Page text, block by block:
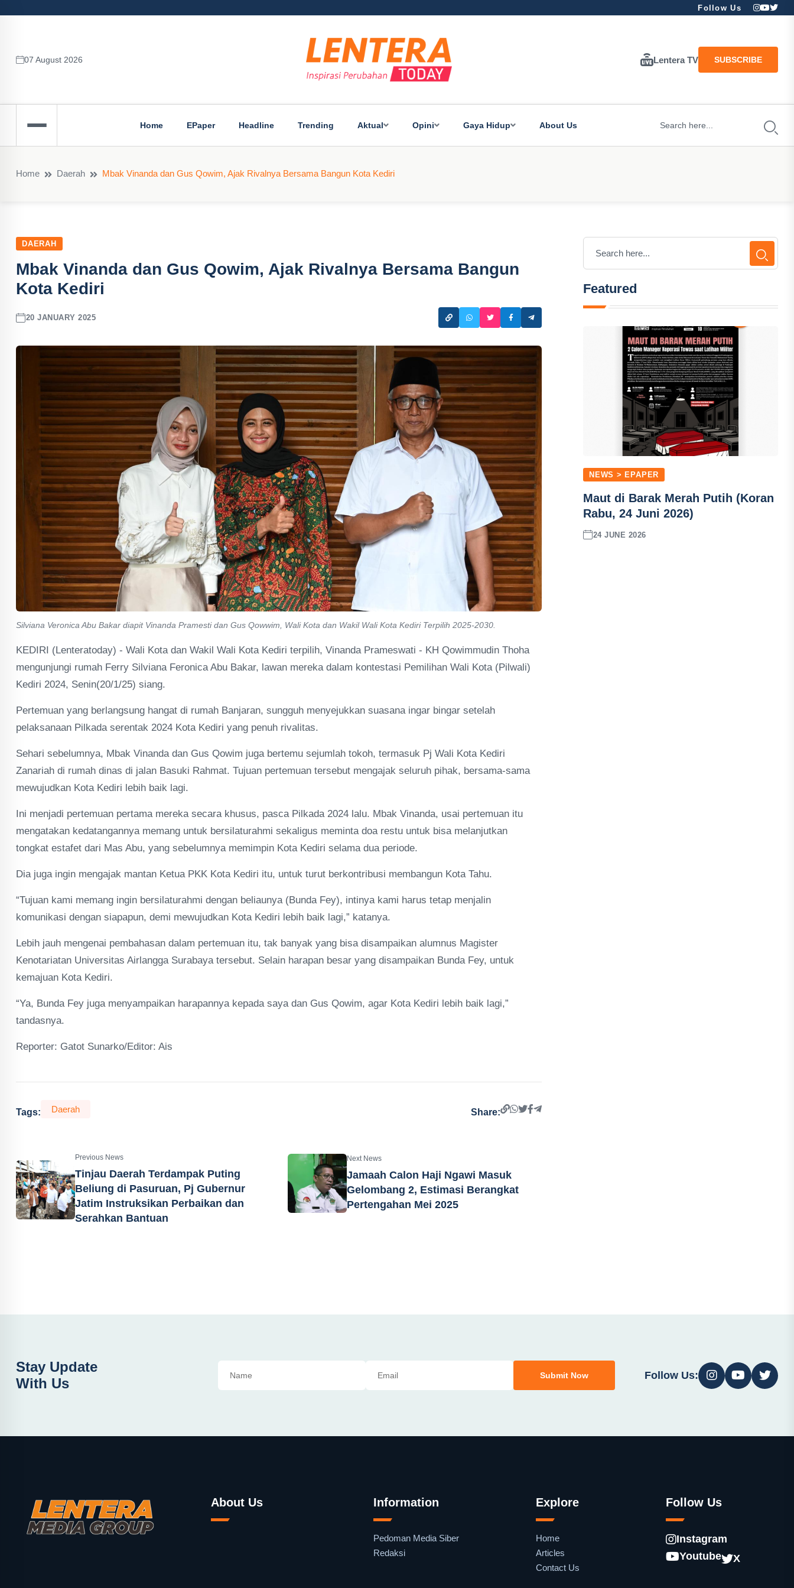
Follow Us
07 August 2026 Lentera TV SUBSCRIBE
Home EPaper Headline Trending Aktual Opini Gaya Hidup About Us
Home Daerah Mbak Vinanda dan Gus Qowim, Ajak Rivalnya Bersama Bangun Kota Kediri
DAERAH
Mbak Vinanda dan Gus Qowim, Ajak Rivalnya Bersama Bangun
Kota Kediri
20 JANUARY 2025
Silviana Veronica Abu Bakar diapit Vinanda Pramesti dan Gus Qowwim, Wali Kota dan Wakil Wali Kota Kediri Terpilih 2025-2030.
KEDIRI (Lenteratoday) - Wali Kota dan Wakil Wali Kota Kediri terpilih, Vinanda Prameswati - KH Qowimmudin Thoha
mengunjungi rumah Ferry Silviana Feronica Abu Bakar, lawan mereka dalam kontestasi Pemilihan Wali Kota (Pilwali)
Kediri 2024, Senin(20/1/25) siang.
Pertemuan yang berlangsung hangat di rumah Banjaran, sungguh menyejukkan suasana ingar bingar setelah
pelaksanaan Pilkada serentak 2024 Kota Kediri yang penuh rivalitas.
Sehari sebelumnya, Mbak Vinanda dan Gus Qowim juga bertemu sejumlah tokoh, termasuk Pj Wali Kota Kediri
Zanariah di rumah dinas di jalan Basuki Rahmat. Tujuan pertemuan tersebut mengajak seluruh pihak, bersama-sama
mewujudkan Kota Kediri lebih baik lagi.
Ini menjadi pertemuan pertama mereka secara khusus, pasca Pilkada 2024 lalu. Mbak Vinanda, usai pertemuan itu
mengatakan kedatangannya memang untuk bersilaturahmi sekaligus meminta doa restu untuk bisa melanjutkan
tongkat estafet dari Mas Abu, yang sebelumnya memimpin Kota Kediri selama dua periode.
Dia juga ingin mengajak mantan Ketua PKK Kota Kediri itu, untuk turut berkontribusi membangun Kota Tahu.
“Tujuan kami memang ingin bersilaturahmi dengan beliaunya (Bunda Fey), intinya kami harus tetap menjalin
komunikasi dengan siapapun, demi mewujudkan Kota Kediri lebih baik lagi,” katanya.
Lebih jauh mengenai pembahasan dalam pertemuan itu, tak banyak yang bisa disampaikan alumnus Magister
Kenotariatan Universitas Airlangga Surabaya tersebut. Selain harapan besar yang disampaikan Bunda Fey, untuk
kemajuan Kota Kediri.
“Ya, Bunda Fey juga menyampaikan harapannya kepada saya dan Gus Qowim, agar Kota Kediri lebih baik lagi,”
tandasnya.
Reporter: Gatot Sunarko/Editor: Ais
Tags: Daerah Share:
Previous News
Tinjau Daerah Terdampak Puting
Beliung di Pasuruan, Pj Gubernur
Jatim Instruksikan Perbaikan dan
Serahkan Bantuan
Next News
Jamaah Calon Haji Ngawi Masuk
Gelombang 2, Estimasi Berangkat
Pertengahan Mei 2025
Featured
NEWS > EPAPER
Maut di Barak Merah Putih (Koran
Rabu, 24 Juni 2026)
24 JUNE 2026
Stay Update
With Us
Submit Now Follow Us:
About Us Information
Pedoman Media Siber
Redaksi
Explore
Home
Articles
Contact Us
Follow Us
Instagram
Youtube
X